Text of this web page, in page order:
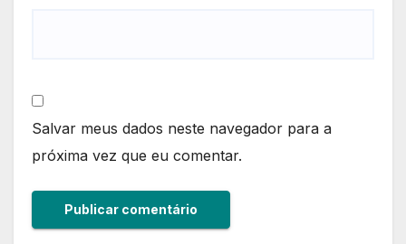
Salvar meus dados neste navegador para a
próxima vez que eu comentar.